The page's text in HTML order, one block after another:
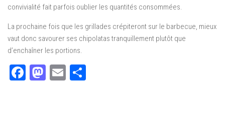
convivialité fait parfois oublier les quantités consommées.
La prochaine fois que les grillades crépiteront sur le barbecue, mieux
vaut donc savourer ses chipolatas tranquillement plutôt que
d’enchaîner les portions.
Facebook
Mastodon
Email